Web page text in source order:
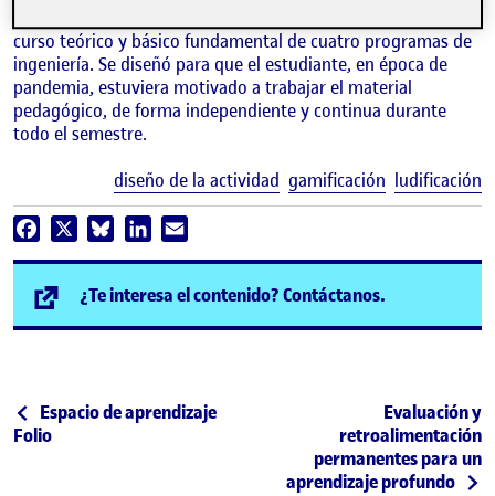
curso teórico y básico fundamental de cuatro programas de
ingeniería. Se diseñó para que el estudiante, en época de
pandemia, estuviera motivado a trabajar el material
pedagógico, de forma independiente y continua durante
todo el semestre.
diseño de la actividad gamificación ludificación
Facebook BlueskyLinkedIn
¿Te interesa el contenido? Contáctanos.
Post navigation
Publicación anterior
Espacio de aprendizaje
Folio
Siguiente
Evaluación y
retroalimentación
permanentes para un
aprendizaje profundo